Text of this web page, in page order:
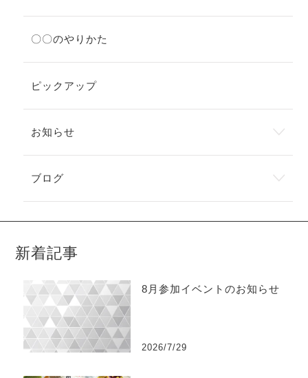
〇〇のやりかた
ピックアップ
お知らせ
ブログ
新着記事
8月参加イベントのお知らせ
2026/7/29